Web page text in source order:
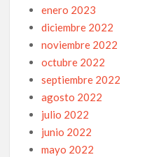
enero 2023
diciembre 2022
noviembre 2022
octubre 2022
septiembre 2022
agosto 2022
julio 2022
junio 2022
mayo 2022